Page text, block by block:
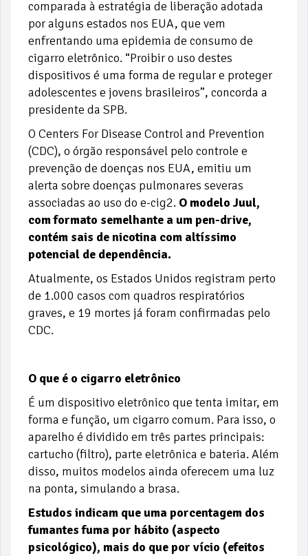
comparada à estratégia de liberação adotada
por alguns estados nos EUA, que vem
enfrentando uma epidemia de consumo de
cigarro eletrônico. “Proibir o uso destes
dispositivos é uma forma de regular e proteger
adolescentes e jovens brasileiros”, concorda a
presidente da SPB.
O Centers For Disease Control and Prevention
(CDC), o órgão responsável pelo controle e
prevenção de doenças nos EUA, emitiu um
alerta sobre doenças pulmonares severas
associadas ao uso do e-cig2. O modelo Juul,
com formato semelhante a um pen-drive,
contém sais de nicotina com altíssimo
potencial de dependência.
Atualmente, os Estados Unidos registram perto
de 1.000 casos com quadros respiratórios
graves, e 19 mortes já foram confirmadas pelo
CDC.
O que é o cigarro eletrônico
É um dispositivo eletrônico que tenta imitar, em
forma e função, um cigarro comum. Para isso, o
aparelho é dividido em três partes principais:
cartucho (filtro), parte eletrônica e bateria. Além
disso, muitos modelos ainda oferecem uma luz
na ponta, simulando a brasa.
Estudos indicam que uma porcentagem dos
fumantes fuma por hábito (aspecto
psicológico), mais do que por vício (efeitos